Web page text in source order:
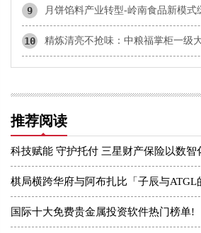
9
10
推荐阅读
国际十大免费贵金属投资软件热门榜单!